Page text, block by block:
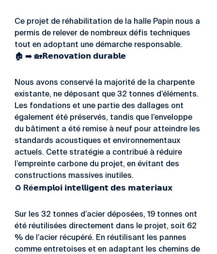
Ce projet de réhabilitation de la halle Papin nous a
permis de relever de nombreux défis techniques
tout en adoptant une démarche responsable.
🏚️ ➡️ 🏡 𝗥𝗲𝗻𝗼𝘃𝗮𝘁𝗶𝗼𝗻 𝗱𝘂𝗿𝗮𝗯𝗹𝗲
Nous avons conservé la majorité de la charpente
existante, ne déposant que 32 tonnes d’éléments.
Les fondations et une partie des dallages ont
également été préservés, tandis que l’enveloppe
du bâtiment a été remise à neuf pour atteindre les
standards acoustiques et environnementaux
actuels. Cette stratégie a contribué à réduire
l’empreinte carbone du projet, en évitant des
constructions massives inutiles.
♻️ Ré𝗲𝗺𝗽𝗹𝗼𝗶 𝗶𝗻𝘁𝗲𝗹𝗹𝗶𝗴𝗲𝗻𝘁 𝗱𝗲𝘀 𝗺𝗮𝘁𝗲𝗿𝗶𝗮𝘂𝘅
Sur les 32 tonnes d’acier déposées, 19 tonnes ont
été réutilisées directement dans le projet, soit 62
% de l’acier récupéré. En réutilisant les pannes
comme entretoises et en adaptant les chemins de